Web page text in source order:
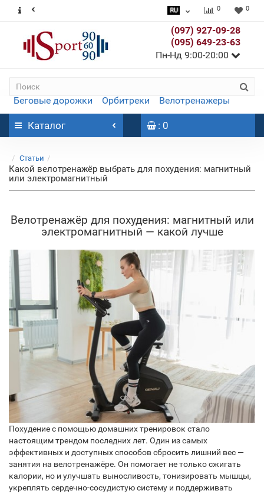
0 0
(097) 927-09-28
(095) 649-23-63
Пн-Нд 9:00-20:00
Беговые дорожки Орбитреки Велотренажеры
Каталог : 0
Статьи
Какой велотренажёр выбрать для похудения: магнитный
или электромагнитный
Велотренажёр для похудения: магнитный или
электромагнитный — какой лучше
Похудение с помощью домашних тренировок стало
настоящим трендом последних лет. Один из самых
эффективных и доступных способов сбросить лишний вес —
занятия на велотренажёре. Он помогает не только сжигать
калории, но и улучшать выносливость, тонизировать мышцы,
укреплять сердечно-сосудистую систему и поддерживать